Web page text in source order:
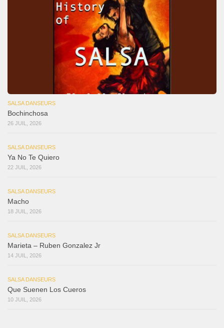
SALSA DANSEURS
Bochinchosa
26 JUIL, 2026
SALSA DANSEURS
Ya No Te Quiero
22 JUIL, 2026
SALSA DANSEURS
Macho
18 JUIL, 2026
SALSA DANSEURS
Marieta – Ruben Gonzalez Jr
14 JUIL, 2026
SALSA DANSEURS
Que Suenen Los Cueros
10 JUIL, 2026